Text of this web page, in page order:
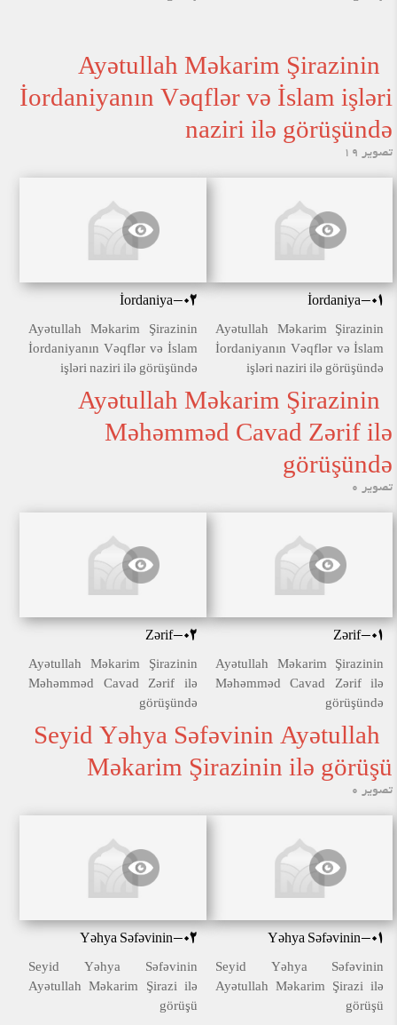
Ayətullah Məkarim Şirazinin
İordaniyanın Vəqflər və İslam işləri
naziri ilə görüşündə
تصویر 19
İordaniya-01
Ayətullah Məkarim Şirazinin
İordaniyanın Vəqflər və İslam
işləri naziri ilə görüşündə
İordaniya-02
Ayətullah Məkarim Şirazinin
İordaniyanın Vəqflər və İslam
işləri naziri ilə görüşündə
Ayətullah Məkarim Şirazinin
Məhəmməd Cavad Zərif ilə
görüşündə
تصویر 0
Zərif-01
Ayətullah Məkarim Şirazinin
Məhəmməd Cavad Zərif ilə
görüşündə
Zərif-02
Ayətullah Məkarim Şirazinin
Məhəmməd Cavad Zərif ilə
görüşündə
Seyid Yəhya Səfəvinin Ayətullah
Məkarim Şirazinin ilə görüşü
تصویر 0
Yəhya Səfəvinin-01
Seyid Yəhya Səfəvinin
Ayətullah Məkarim Şirazi ilə
görüşü
Yəhya Səfəvinin-02
Seyid Yəhya Səfəvinin
Ayətullah Məkarim Şirazi ilə
görüşü